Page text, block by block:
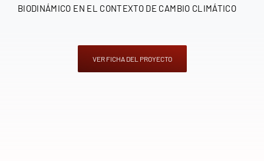
BIODINÁMICO EN EL CONTEXTO DE CAMBIO CLIMÁTICO
VER FICHA DEL PROYECTO